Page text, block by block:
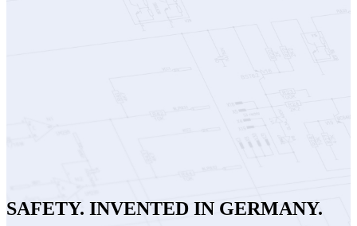
SAFETY. INVENTED IN GERMANY.